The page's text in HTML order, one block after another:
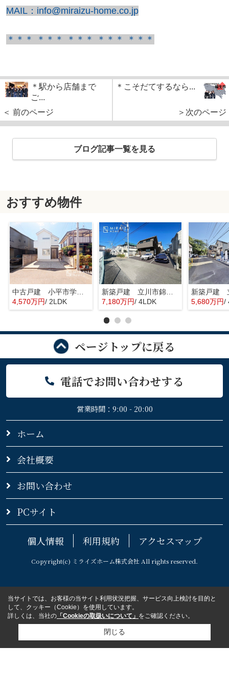
MAIL：info@miraizu-home.co.jp
＊＊＊ ＊＊＊ ＊＊＊ ＊＊＊ ＊＊＊
＊駅から店舗まで
ご...
＜ 前のページ
＊こそだてするなら...
＞次のページ
ブログ記事一覧を見る
おすすめ物件
中古戸建 小平市学園東町 全1棟
4,570万円/ 2LDK
新築戸建 立川市錦町 全2棟
7,180万円/ 4LDK 5,680万円/
ページトップに戻る
電話でお問い合わせする
営業時間：9:00 - 20:00
ホーム
会社概要
お問い合わせ
PCサイト
個人情報 利用規約 アクセスマップ
Copyright(c) ミライズホーム株式会社 All rights reserved.
当サイトでは、お客様の当サイト利用状況把握、サービス向上検討を目的と
して、クッキー（Cookie）を使用しています。
詳しくは、当社の 「Cookieの取扱いについて」 をご確認ください。
閉じる